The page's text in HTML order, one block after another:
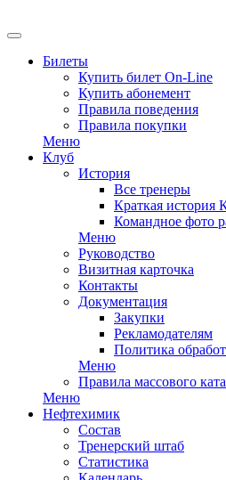
Билеты
Купить билет On-Line
Купить абонемент
Правила поведения
Правила покупки
Меню
Клуб
История
Все тренеры
Краткая история
Командное фото
Меню
Руководство
Визитная карточка
Контакты
Документация
Закупки
Рекламодателям
Политика
Меню
Правила массового
Меню
Нефтехимик
Состав
Тренерский штаб
Статистика